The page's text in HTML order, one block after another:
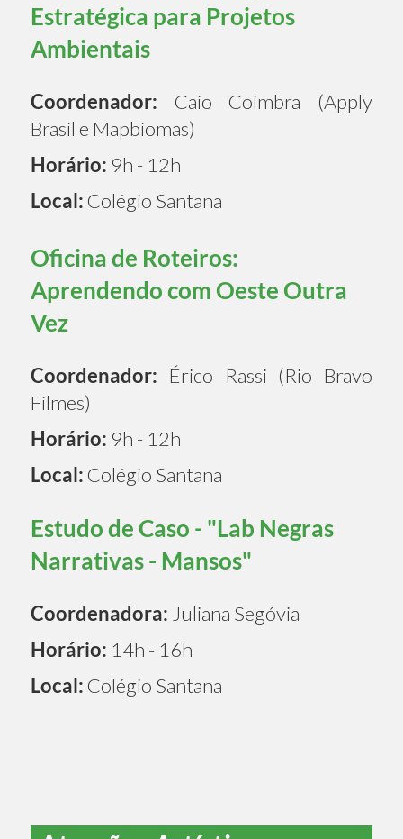
Estratégica para Projetos
Ambientais
Coordenador: Caio Coimbra (Apply
Brasil e Mapbiomas)
Horário: 9h - 12h
Local: Colégio Santana
Oficina de Roteiros:
Aprendendo com Oeste Outra
Vez
Coordenador: Érico Rassi (Rio Bravo
Filmes)
Horário: 9h - 12h
Local: Colégio Santana
Estudo de Caso - "Lab Negras
Narrativas - Mansos"
Coordenadora: Juliana Segóvia
Horário: 14h - 16h
Local: Colégio Santana